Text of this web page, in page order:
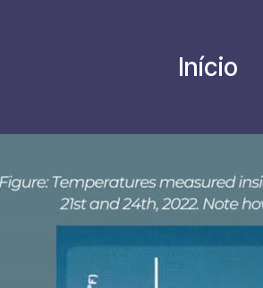
Início